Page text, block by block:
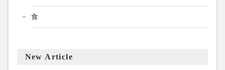
食
New Article